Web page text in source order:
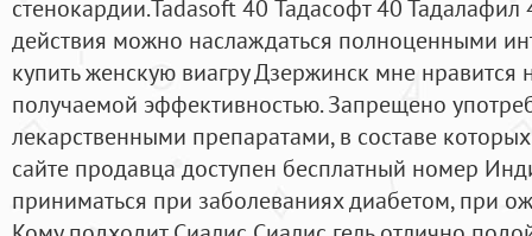
стенокардии.Tadasoft 40 Тадасофт 40 Тадалафил
действия можно наслаждаться полноценными
купить женскую виагру Дзержинск мне нравится
получаемой эффективностью. Запрещено
лекарственными препаратами, в составе
сайте продавца доступен бесплатный номер
приниматься при заболеваниях диабетом, при